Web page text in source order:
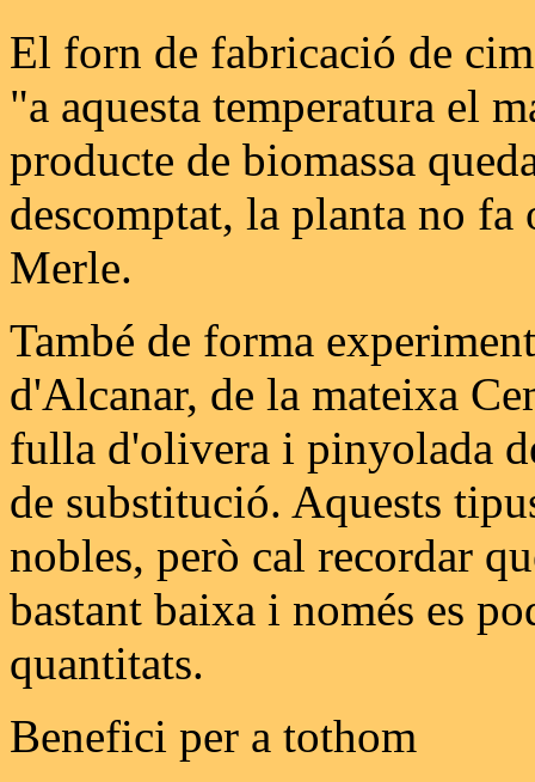
El forn de fabricació de
"a aquesta temperatura el
producte de biomassa
descomptat, la planta no
Merle.
També de forma
d'Alcanar, de la mateixa
fulla d'olivera i pinyolada
de substitució. Aquests
nobles, però cal recordar
bastant baixa i només es
quantitats.
Benefici per a tothom